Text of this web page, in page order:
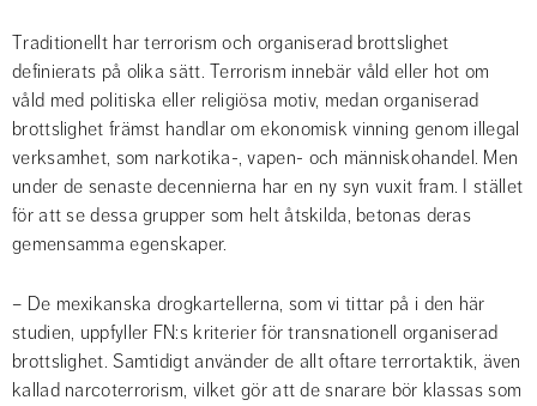
Traditionellt har terrorism och organiserad brottslighet
definierats på olika sätt. Terrorism innebär våld eller hot om
våld med politiska eller religiösa motiv, medan organiserad
brottslighet främst handlar om ekonomisk vinning genom illegal
verksamhet, som narkotika-, vapen- och människohandel. Men
under de senaste decennierna har en ny syn vuxit fram. I stället
för att se dessa grupper som helt åtskilda, betonas deras
gemensamma egenskaper.
– De mexikanska drogkartellerna, som vi tittar på i den här
studien, uppfyller FN:s kriterier för transnationell organiserad
brottslighet. Samtidigt använder de allt oftare terrortaktik, även
kallad narcoterrorism, vilket gör att de snarare bör klassas som